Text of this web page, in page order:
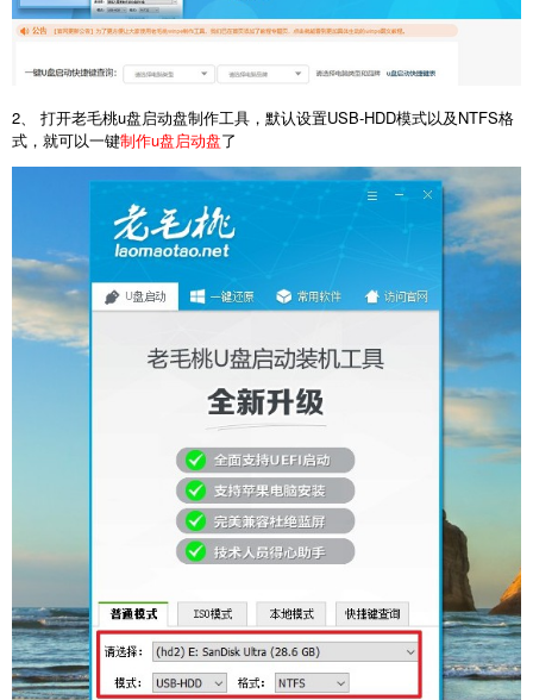
2、 打开老毛桃u盘启动盘制作工具，默认设置USB-HDD模式以及NTFS格
式，就可以一键制作u盘启动盘了